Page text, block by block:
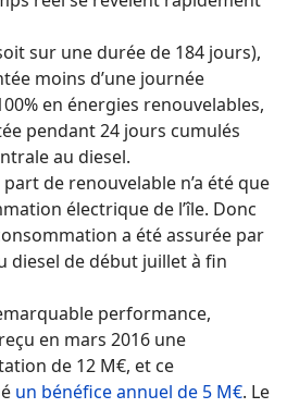
sur une durée de 184 jours),
moins d’une journée
en énergies renouvelables,
pendant 24 jours cumulés
au diesel.
de renouvelable n’a été que
électrique de l’île. Donc
a été assurée par
diesel de début juillet à fin
performance,
en mars 2016 une
de 12 M€, et ce
un bénéfice annuel de 5 M€. Le